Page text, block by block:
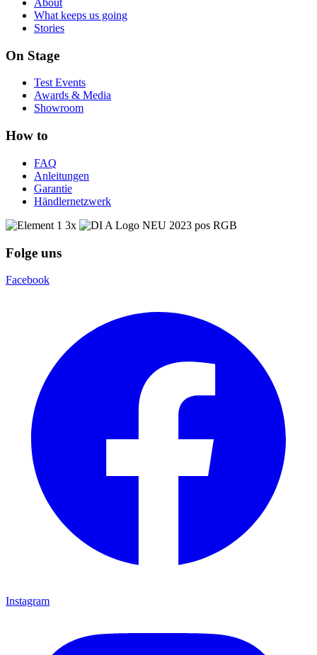
About
What keeps us going
Stories
On Stage
Test Events
Awards & Media
Showroom
How to
FAQ
Anleitungen
Garantie
Händlernetzwerk
Folge uns
Facebook
Instagram